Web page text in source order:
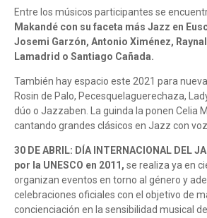
Entre los músicos participantes se
Makandé con su faceta más Jazz en
Josemi Garzón, Antonio Ximénez,
Lamadrid o Santiago Cañada.
También hay espacio este 2021 para
Rosin de Palo, Pecesquelaguerechaza,
dúo o Jazzaben. La guinda la ponen Celia
cantando grandes clásicos en Jazz con
30 DE ABRIL: DÍA INTERNACIONAL DEL
por la UNESCO en 2011, se realiza ya en
organizan eventos en torno al género y
celebraciones oficiales con el objetivo de
concienciación en la sensibilidad musical